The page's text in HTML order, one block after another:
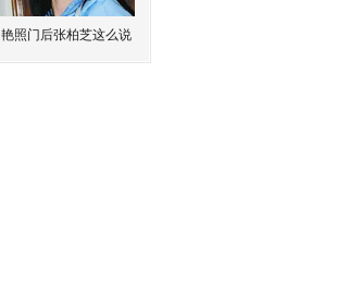
艳照门后张柏芝这么说